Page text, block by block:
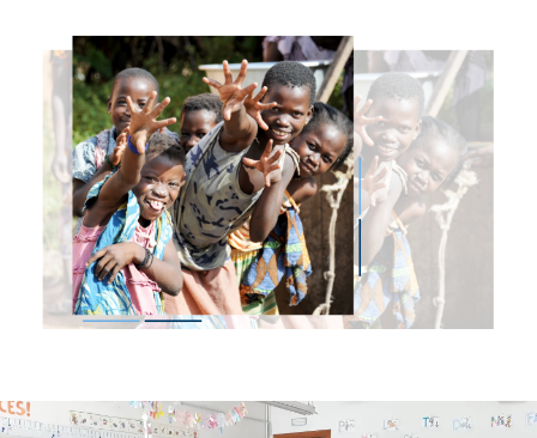
Imagen